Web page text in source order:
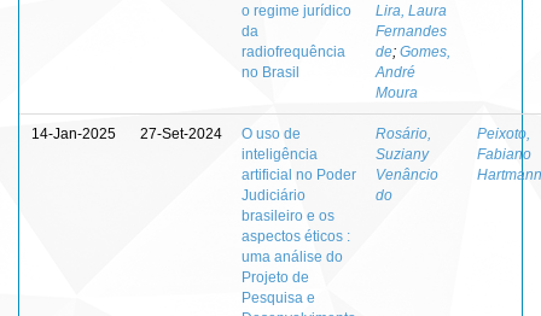
o regime jurídico
da
radiofrequência
no Brasil
Lira, Laura
Fernandes
de; Gomes,
André
Moura
14-Jan-2025 27-Set-2024
O uso de
inteligência
artificial no Poder
Judiciário
brasileiro e os
aspectos éticos :
uma análise do
Projeto de
Pesquisa e
Rosário,
Suziany
Venâncio
do
Peixoto,
Fabiano
Hartmann